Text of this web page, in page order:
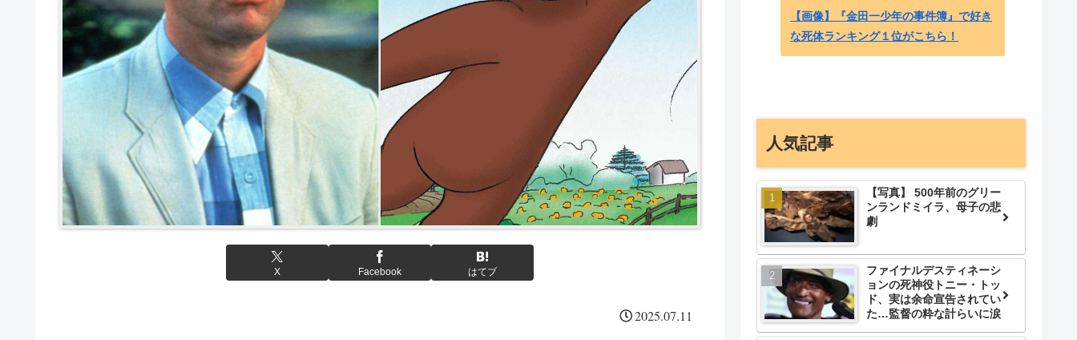
X Facebook はてブ
2025.07.11
【画像】『金田一少年の事件簿』で好き
な死体ランキング１位がこちら！
人気記事
【写真】 500年前のグリー
ンランドミイラ、母子の悲
劇
ファイナルデスティネーシ
ョンの死神役トニー・トッ
ド、実は余命宣告されてい
た…監督の粋な計らいに涙